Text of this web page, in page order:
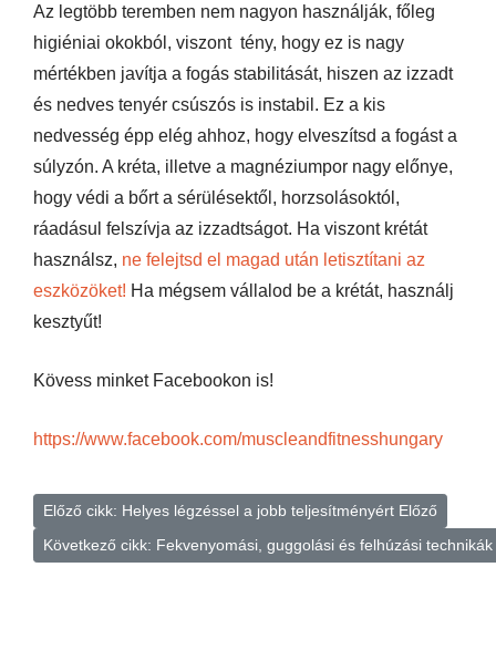
Az legtöbb teremben nem nagyon használják, főleg
higiéniai okokból, viszont tény, hogy ez is nagy
mértékben javítja a fogás stabilitását, hiszen az izzadt
és nedves tenyér csúszós is instabil. Ez a kis
nedvesség épp elég ahhoz, hogy elveszítsd a fogást a
súlyzón. A kréta, illetve a magnéziumpor nagy előnye,
hogy védi a bőrt a sérülésektől, horzsolásoktól,
ráadásul felszívja az izzadtságot. Ha viszont krétát
használsz, ne felejtsd el magad után letisztítani az
eszközöket! Ha mégsem vállalod be a krétát, használj
kesztyűt!
Kövess minket Facebookon is!
https://www.facebook.com/muscleandfitnesshungary
Előző cikk: Helyes légzéssel a jobb teljesítményért Előző
Következő cikk: Fekvenyomási, guggolási és felhúzási